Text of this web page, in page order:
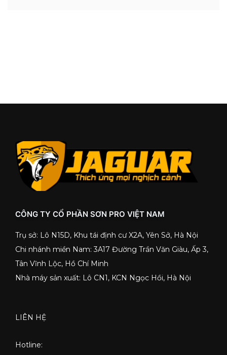
CÔNG TY CỔ PHẦN SƠN PRO VIỆT NAM
Trụ sở: Lô N15D, Khu tái định cư X2A, Yên Sở, Hà Nội
Chi nhánh miền Nam: 3A17 Đường Trần Văn Giàu, Ấp 3,
Tân Vĩnh Lộc, Hồ Chí Minh
Nhà máy sản xuất: Lô CN1, KCN Ngọc Hồi, Hà Nội
LIÊN HỆ
Hotline: